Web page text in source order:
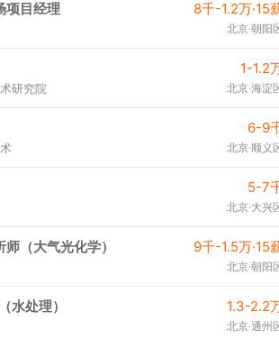
项目经理 8千-1.2万·15
北京·朝阳
1-1.2
研究院 北京·海淀
6-9
北京·顺义
5-7
北京·大兴
（大气光化学） 9千-1.5万·15
北京·朝阳
水处理） 1.3-2.2
北京·通州